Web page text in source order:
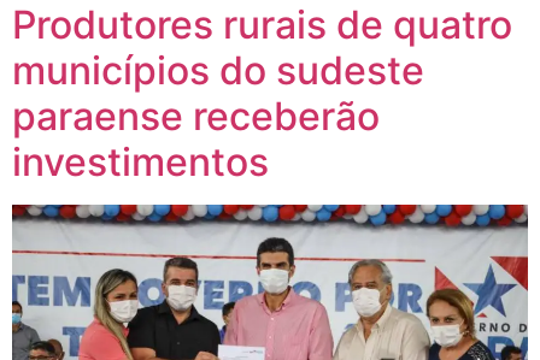
Produtores rurais de quatro
municípios do sudeste
paraense receberão
investimentos